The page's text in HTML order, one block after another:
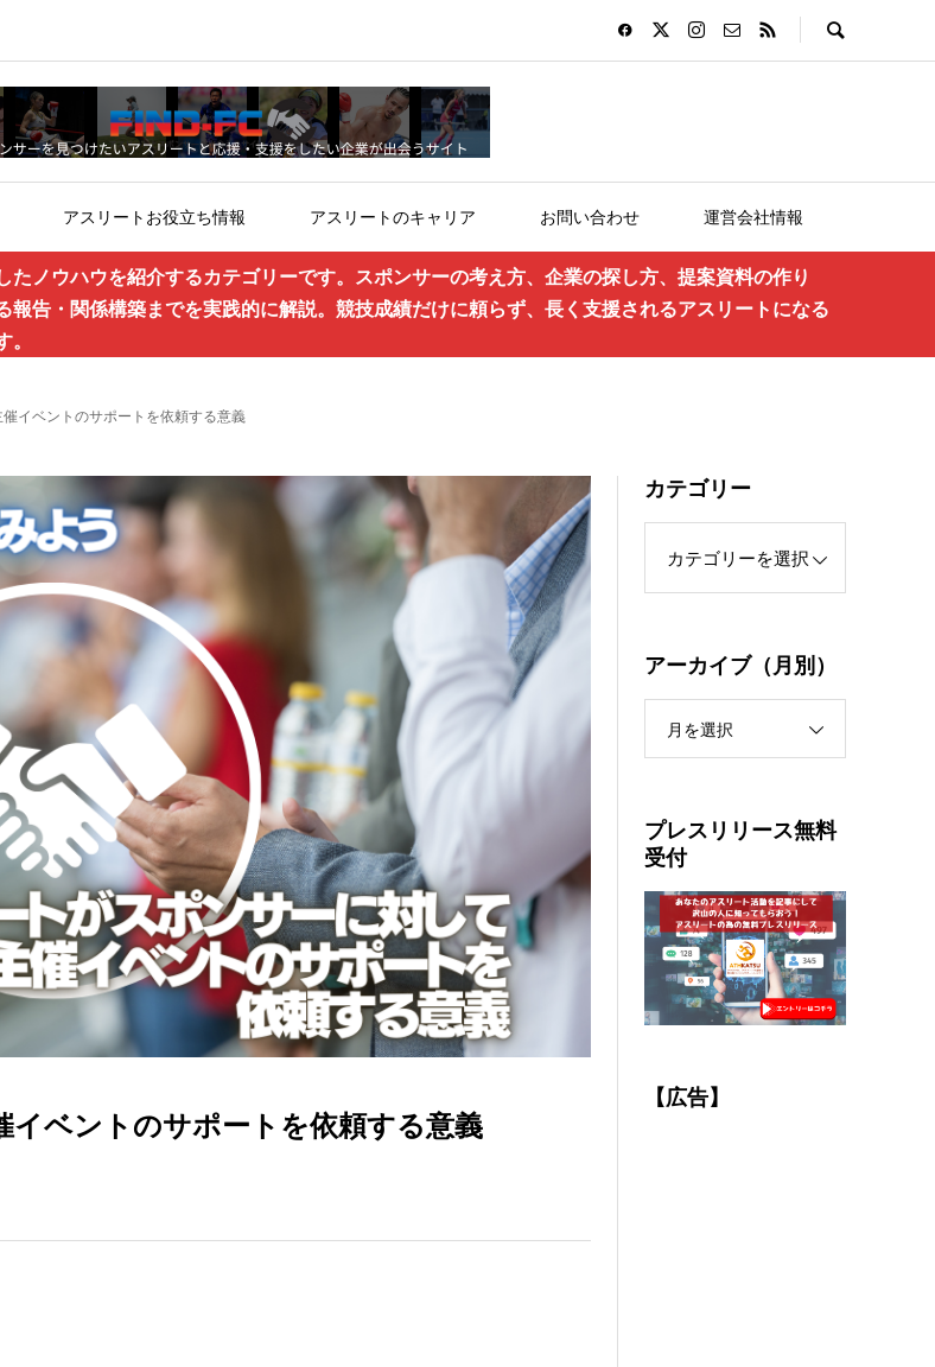
アスリートお役立ち情報 アスリートのキャリア お問い合わせ 運営会社情報
たノウハウを紹介するカテゴリーです。スポンサーの考え方、企業の探し方、提案資料の作り
報告・関係構築までを実践的に解説。競技成績だけに頼らず、長く支援されるアスリートになる
イベントのサポートを依頼する意義
ベントのサポートを依頼する意義
カテゴリー
アーカイブ（月別）
月を選択
プレスリリース無料
受付
【広告】